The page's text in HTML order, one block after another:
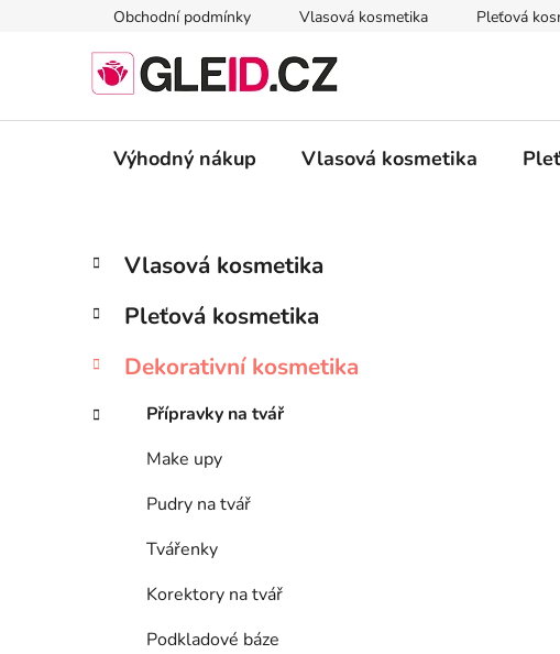
Obchodní podmínky Vlasová kosmetika Pleťová
Výhodný nákup Vlasová kosmetika
P
s
r
n
Přeskočit
kategorie
K
a
e
o
i
Vlasová kosmetika
Pleťová kosmetika
Dekorativní kosmetika
Přípravky na tvář
Make upy
Pudry na tvář
Tvářenky
Korektory na tvář
Podkladové báze